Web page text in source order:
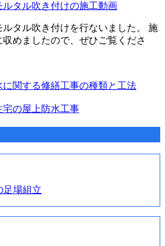
タル吹き付けの施工動画
タル吹き付けを行ないました。 施
めましたので、ぜひご覧くださ
に関する修繕工事の種類と工法
宅の屋上防水工事
足場組立